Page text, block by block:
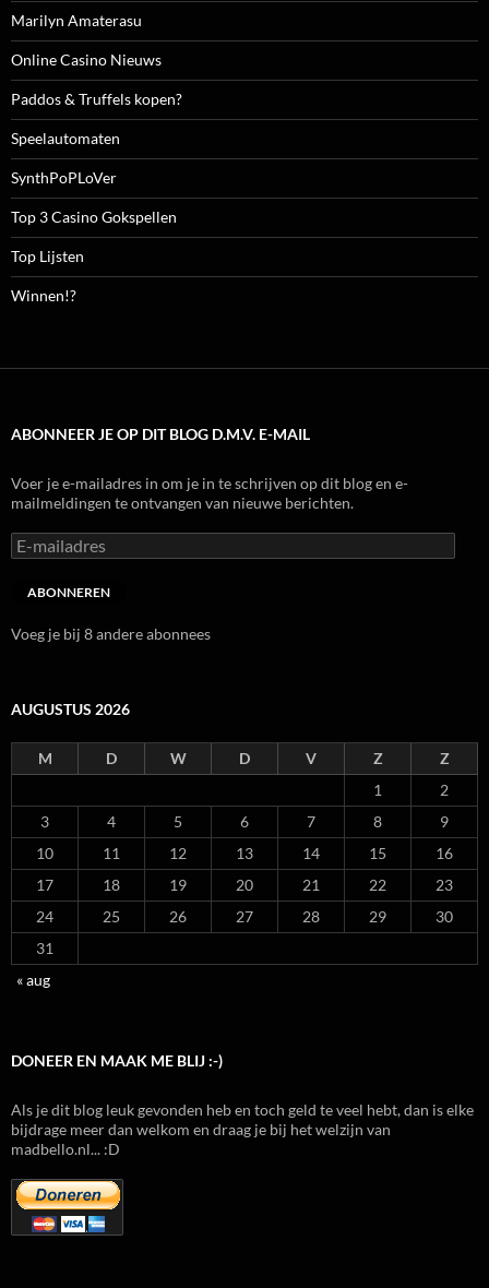
Marilyn Amaterasu
Online Casino Nieuws
Paddos & Truffels kopen?
Speelautomaten
SynthPoPLoVer
Top 3 Casino Gokspellen
Top Lijsten
Winnen!?
ABONNEER JE OP DIT BLOG D.M.V. E-MAIL
Voer je e-mailadres in om je in te schrijven op dit blog en e-
mailmeldingen te ontvangen van nieuwe berichten.
E-
mailadres
ABONNEREN
Voeg je bij 8 andere abonnees
AUGUSTUS 2026
M D W D V Z
Z
1
2
3
4 5 6 7 8
9
10
11 12 13 14 15
16
17
18 19 20 21 22
23
24
25 26 27 28 29
30
31
« aug
DONEER EN MAAK ME BLIJ :-)
Als je dit blog leuk gevonden heb en toch geld te veel hebt, dan is elke
bijdrage meer dan welkom en draag je bij het welzijn van
madbello.nl... :D